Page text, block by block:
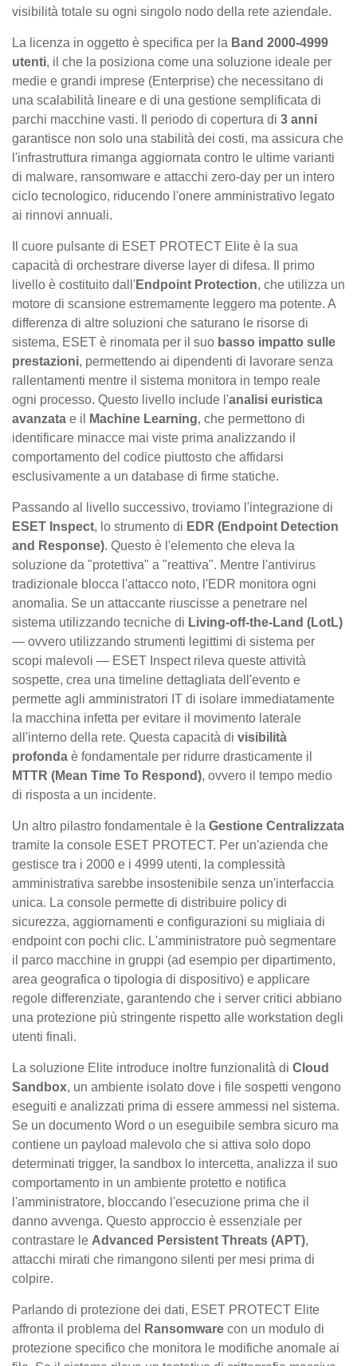
visibilità totale su ogni singolo nodo della rete aziendale.
La licenza in oggetto è specifica per la Band 2000-4999
utenti, il che la posiziona come una soluzione ideale per
medie e grandi imprese (Enterprise) che necessitano di
una scalabilità lineare e di una gestione semplificata di
parchi macchine vasti. Il periodo di copertura di 3 anni
garantisce non solo una stabilità dei costi, ma assicura che
l'infrastruttura rimanga aggiornata contro le ultime varianti
di malware, ransomware e attacchi zero-day per un intero
ciclo tecnologico, riducendo l'onere amministrativo legato
ai rinnovi annuali.
Il cuore pulsante di ESET PROTECT Elite è la sua
capacità di orchestrare diverse layer di difesa. Il primo
livello è costituito dall'Endpoint Protection, che utilizza un
motore di scansione estremamente leggero ma potente. A
differenza di altre soluzioni che saturano le risorse di
sistema, ESET è rinomata per il suo basso impatto sulle
prestazioni, permettendo ai dipendenti di lavorare senza
rallentamenti mentre il sistema monitora in tempo reale
ogni processo. Questo livello include l'analisi euristica
avanzata e il Machine Learning, che permettono di
identificare minacce mai viste prima analizzando il
comportamento del codice piuttosto che affidarsi
esclusivamente a un database di firme statiche.
Passando al livello successivo, troviamo l'integrazione di
ESET Inspect, lo strumento di EDR (Endpoint Detection
and Response). Questo è l'elemento che eleva la
soluzione da "protettiva" a "reattiva". Mentre l'antivirus
tradizionale blocca l'attacco noto, l'EDR monitora ogni
anomalia. Se un attaccante riuscisse a penetrare nel
sistema utilizzando tecniche di Living-off-the-Land (LotL)
— ovvero utilizzando strumenti legittimi di sistema per
scopi malevoli — ESET Inspect rileva queste attività
sospette, crea una timeline dettagliata dell'evento e
permette agli amministratori IT di isolare immediatamente
la macchina infetta per evitare il movimento laterale
all'interno della rete. Questa capacità di visibilità
profonda è fondamentale per ridurre drasticamente il
MTTR (Mean Time To Respond), ovvero il tempo medio
di risposta a un incidente.
Un altro pilastro fondamentale è la Gestione Centralizzata
tramite la console ESET PROTECT. Per un'azienda che
gestisce tra i 2000 e i 4999 utenti, la complessità
amministrativa sarebbe insostenibile senza un'interfaccia
unica. La console permette di distribuire policy di
sicurezza, aggiornamenti e configurazioni su migliaia di
endpoint con pochi clic. L'amministratore può segmentare
il parco macchine in gruppi (ad esempio per dipartimento,
area geografica o tipologia di dispositivo) e applicare
regole differenziate, garantendo che i server critici abbiano
una protezione più stringente rispetto alle workstation degli
utenti finali.
La soluzione Elite introduce inoltre funzionalità di Cloud
Sandbox, un ambiente isolato dove i file sospetti vengono
eseguiti e analizzati prima di essere ammessi nel sistema.
Se un documento Word o un eseguibile sembra sicuro ma
contiene un payload malevolo che si attiva solo dopo
determinati trigger, la sandbox lo intercetta, analizza il suo
comportamento in un ambiente protetto e notifica
l'amministratore, bloccando l'esecuzione prima che il
danno avvenga. Questo approccio è essenziale per
contrastare le Advanced Persistent Threats (APT),
attacchi mirati che rimangono silenti per mesi prima di
colpire.
Parlando di protezione dei dati, ESET PROTECT Elite
affronta il problema del
Ransomware con un modulo di
protezione specifico che monitora le modifiche anomale ai